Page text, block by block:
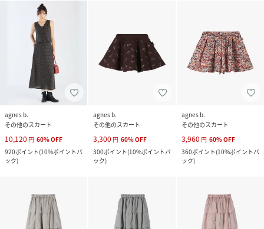
agnes b.
その他のスカート
10,120 円 60%OFF
920ポイント(10%ポイントバ
ック)
agnes b.
その他のスカート
3,300 円 60%OFF
300ポイント(10%ポイントバ
ック)
agnes b.
その他のスカート
3,960 円 60%OFF
360ポイント(10%ポイントバ
ック)